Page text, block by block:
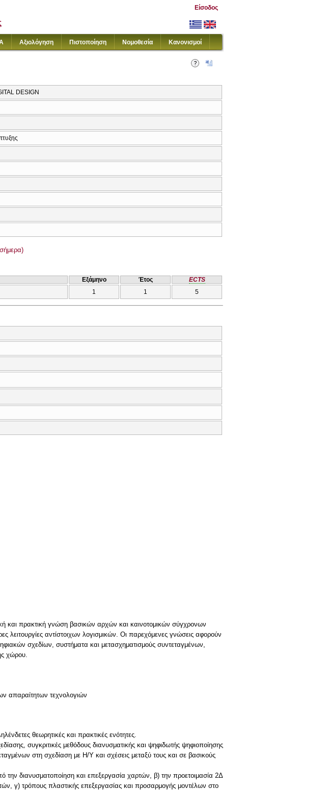
Είσοδος
Αξιολόγηση Πιστοποίηση Νομοθεσία Κανονισμοί
DESIGN
Εξάμηνο Έτος
ECTS
1 1 5
και πρακτική γνώση βασικών αρχών και καινοτομικών σύγχρονων
λειτουργίες αντίστοιχων λογισμικών. Οι παρεχόμενες γνώσεις αφορούν
σχεδίων, συστήματα και μετασχηματισμούς συντεταγμένων,
χώρου.
απαραίτητων τεχνολογιών
θεωρητικές και πρακτικές ενότητες.
συγκριτικές μεθόδους διανυσματικής και ψηφιδωτής ψηφιοποίησης
στη σχεδίαση με Η/Υ και σχέσεις μεταξύ τους και σε βασικούς
την διανυσματοποίηση και επεξεργασία χαρτών, β) την προετοιμασία 2Δ
γ) τρόπους πλαστικής επεξεργασίας και προσαρμογής μοντέλων στο